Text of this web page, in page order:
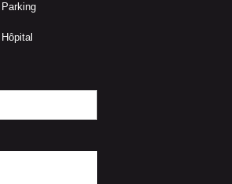
Parking
Hôpital